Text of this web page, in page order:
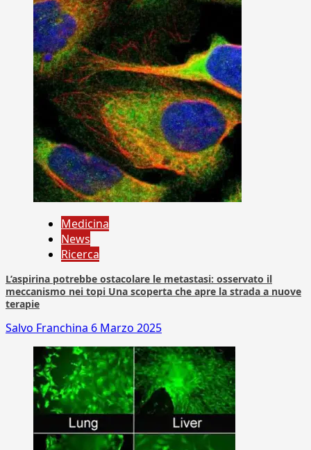
Medicina
News
Ricerca
L’aspirina potrebbe ostacolare le metastasi: osservato il
meccanismo nei topi Una scoperta che apre la strada a nuove
terapie
Salvo Franchina 6 Marzo 2025